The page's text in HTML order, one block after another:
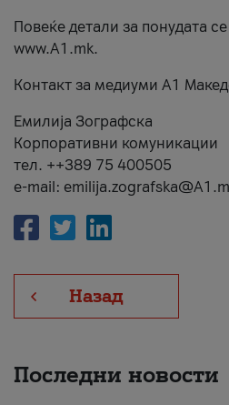
Повеќе детали за понудата
www.А1.mk.
Контакт за медиуми А1
Емилија Зографска
Корпоративни комуникации
тел. ++389 75 400505
e-mail:
Назад
Последни новости